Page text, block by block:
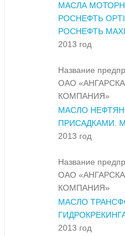
МАСЛА
РОСНЕФТЬ
РОСНЕФТЬ
2013 год
Название
ОАО
КОМПАНИЯ»
МАСЛО
ПРИСАДКАМИ.
2013 год
Название
ОАО
КОМПАНИЯ»
МАСЛО
2013 год